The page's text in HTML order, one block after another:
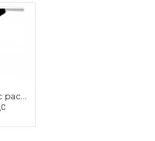
Водосгон с распылителем PolishUp, черный